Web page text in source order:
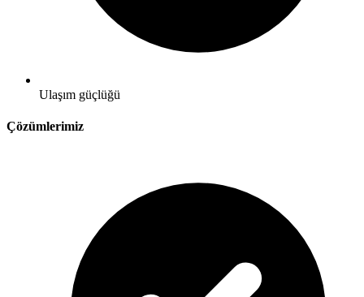
Ulaşım güçlüğü
Çözümlerimiz